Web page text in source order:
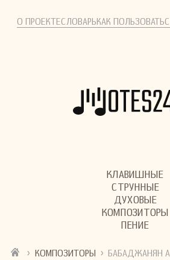
О ПРОЕКТЕСЛОВАРЬКАК
КЛАВИШНЫЕ
СТРУННЫЕ
ДУХОВЫЕ
КОМПОЗИТОРЫ
ПЕНИЕ
› КОМПОЗИТОРЫ › БАБАДЖАНЯН